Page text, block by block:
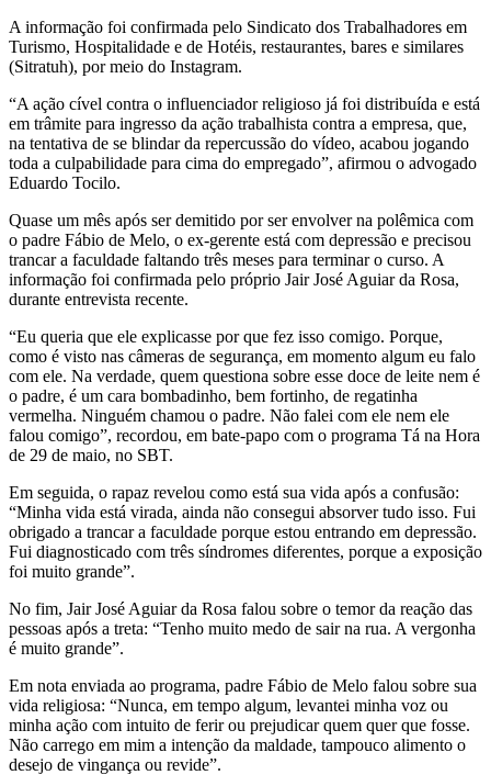
A informação foi confirmada pelo Sindicato dos Trabalhadores em
Turismo, Hospitalidade e de Hotéis, restaurantes, bares e similares
(Sitratuh), por meio do Instagram.
“A ação cível contra o influenciador religioso já foi distribuída e está
em trâmite para ingresso da ação trabalhista contra a empresa, que,
na tentativa de se blindar da repercussão do vídeo, acabou jogando
toda a culpabilidade para cima do empregado”, afirmou o advogado
Eduardo Tocilo.
Quase um mês após ser demitido por ser envolver na polêmica com
o padre Fábio de Melo, o ex-gerente está com depressão e precisou
trancar a faculdade faltando três meses para terminar o curso. A
informação foi confirmada pelo próprio Jair José Aguiar da Rosa,
durante entrevista recente.
“Eu queria que ele explicasse por que fez isso comigo. Porque,
como é visto nas câmeras de segurança, em momento algum eu falo
com ele. Na verdade, quem questiona sobre esse doce de leite nem é
o padre, é um cara bombadinho, bem fortinho, de regatinha
vermelha. Ninguém chamou o padre. Não falei com ele nem ele
falou comigo”, recordou, em bate-papo com o programa Tá na Hora
de 29 de maio, no SBT.
Em seguida, o rapaz revelou como está sua vida após a confusão:
“Minha vida está virada, ainda não consegui absorver tudo isso. Fui
obrigado a trancar a faculdade porque estou entrando em depressão.
Fui diagnosticado com três síndromes diferentes, porque a exposição
foi muito grande”.
No fim, Jair José Aguiar da Rosa falou sobre o temor da reação das
pessoas após a treta: “Tenho muito medo de sair na rua. A vergonha
é muito grande”.
Em nota enviada ao programa, padre Fábio de Melo falou sobre sua
vida religiosa: “Nunca, em tempo algum, levantei minha voz ou
minha ação com intuito de ferir ou prejudicar quem quer que fosse.
Não carrego em mim a intenção da maldade, tampouco alimento o
desejo de vingança ou revide”.